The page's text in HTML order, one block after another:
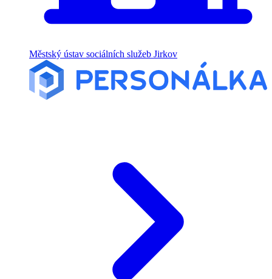
Městský ústav sociálních služeb Jirkov